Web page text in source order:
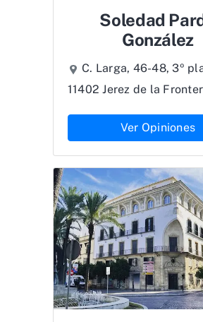
Soledad
González
C. Larga, 46-48, 3º
11402 Jerez de la
Ver Opiniones